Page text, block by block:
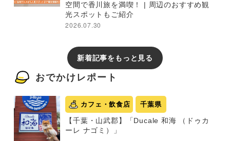
空間で香川旅を満喫！ | 周辺のおすすめ観
光スポットもご紹介
2026.07.30
新着記事をもっと見る
おでかけレポート
カフェ・飲食店 千葉県
【千葉・山武郡】「Ducale 和海 （ドゥカ
ーレ ナゴミ）」